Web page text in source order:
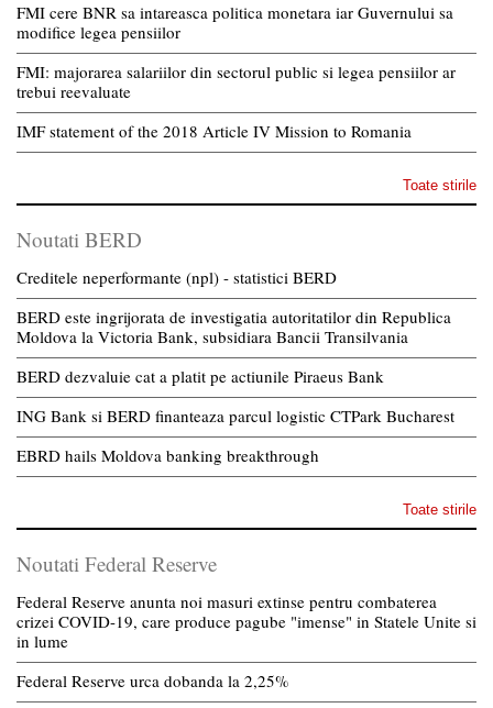
FMI cere BNR sa intareasca politica monetara iar Guvernului sa
modifice legea pensiilor
FMI: majorarea salariilor din sectorul public si legea pensiilor ar
trebui reevaluate
IMF statement of the 2018 Article IV Mission to Romania
Toate stirile
Noutati BERD
Creditele neperformante (npl) - statistici BERD
BERD este ingrijorata de investigatia autoritatilor din Republica
Moldova la Victoria Bank, subsidiara Bancii Transilvania
BERD dezvaluie cat a platit pe actiunile Piraeus Bank
ING Bank si BERD finanteaza parcul logistic CTPark Bucharest
EBRD hails Moldova banking breakthrough
Toate stirile
Noutati Federal Reserve
Federal Reserve anunta noi masuri extinse pentru combaterea
crizei COVID-19, care produce pagube "imense" in Statele Unite si
in lume
Federal Reserve urca dobanda la 2,25%